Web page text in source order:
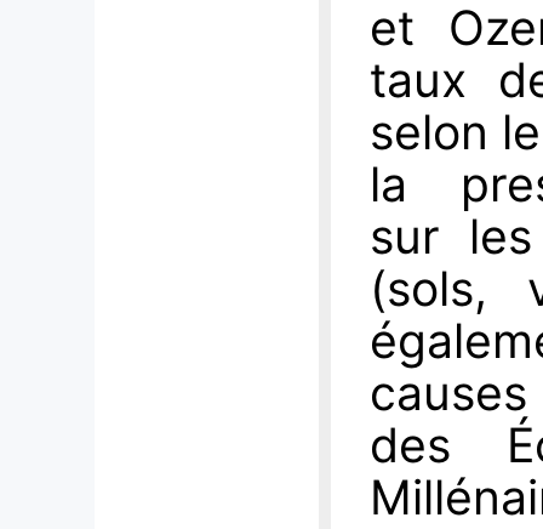
et
taux
selon
la
sur
(sols,
causes
des